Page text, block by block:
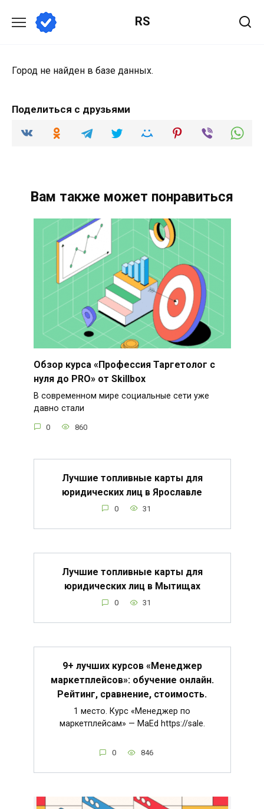
содержанию
RS
Город не найден в базе данных.
Поделиться с друзьями
Вам также может понравиться
Обзор курса «Профессия Таргетолог с
нуля до PRO» от Skillbox
В современном мире социальные сети уже
давно стали
0 860
Лучшие топливные карты для
юридических лиц в Ярославле
0 31
Лучшие топливные карты для
юридических лиц в Мытищах
0 31
9+ лучших курсов «Менеджер
маркетплейсов»: обучение онлайн.
Рейтинг, сравнение, стоимость.
1 место. Курс «Менеджер по
маркетплейсам» — MaEd https://sale.
0 846